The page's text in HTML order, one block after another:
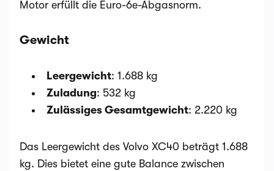
Motor erfüllt die Euro-6e-Abgasnorm.
Gewicht
Leergewicht: 1.688 kg
Zuladung: 532 kg
Zulässiges Gesamtgewicht: 2.220 kg
Das Leergewicht des Volvo XC40 beträgt 1.688
kg. Dies bietet eine gute Balance zwischen